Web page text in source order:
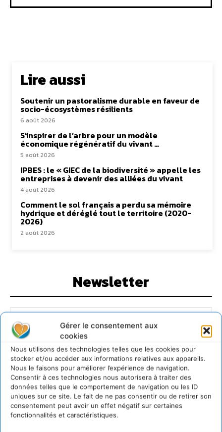
Gérer le consentement aux
cookies
Nous utilisons des technologies telles que les cookies pour
stocker et/ou accéder aux informations relatives aux appareils.
Nous le faisons pour améliorer l’expérience de navigation.
Consentir à ces technologies nous autorisera à traiter des
données telles que le comportement de navigation ou les ID
uniques sur ce site. Le fait de ne pas consentir ou de retirer son
consentement peut avoir un effet négatif sur certaines
fonctionnalités et caractéristiques.
Lire aussi
Soutenir un pastoralisme durable en faveur de
socio-écosystèmes résilients
6 août 2026
S’inspirer de l’arbre pour un modèle
économique régénératif du vivant …
5 août 2026
IPBES : le « GIEC de la biodiversité » appelle les
entreprises à devenir des alliées du vivant
4 août 2026
Comment le sol français a perdu sa mémoire
hydrique et déréglé tout le territoire (2020-
2026)
2 août 2026
Newsletter
JE M'ABONNE